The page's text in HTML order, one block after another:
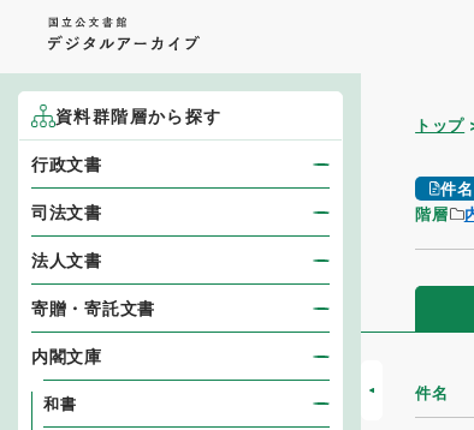
トップ
件名
階層
件名
資料群階層から探す
行政文書
司法文書
法人文書
寄贈・寄託文書
内閣文庫
和書